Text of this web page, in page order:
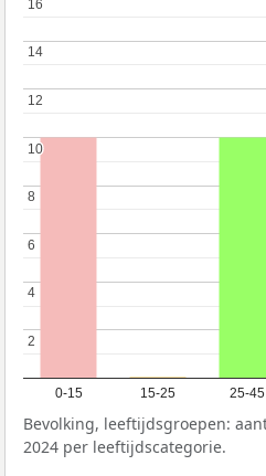
0-15 15-25 25-45
2
2
4
4
6
6
8
8
10
10
12
12
14
14
16
16
Bevolking, leeftijdsgroepen:
2024 per leeftijdscategorie.